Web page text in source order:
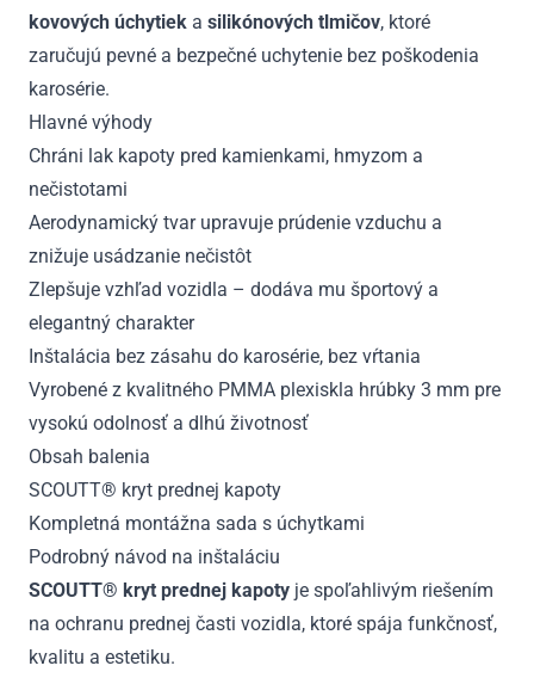
kovových úchytiek a silikónových tlmičov, ktoré
zaručujú pevné a bezpečné uchytenie bez poškodenia
karosérie.
Hlavné výhody
Chráni lak kapoty pred kamienkami, hmyzom a
nečistotami
Aerodynamický tvar upravuje prúdenie vzduchu a
znižuje usádzanie nečistôt
Zlepšuje vzhľad vozidla – dodáva mu športový a
elegantný charakter
Inštalácia bez zásahu do karosérie, bez vŕtania
Vyrobené z kvalitného PMMA plexiskla hrúbky 3 mm pre
vysokú odolnosť a dlhú životnosť
Obsah balenia
SCOUTT® kryt prednej kapoty
Kompletná montážna sada s úchytkami
Podrobný návod na inštaláciu
SCOUTT® kryt prednej kapoty je spoľahlivým riešením
na ochranu prednej časti vozidla, ktoré spája funkčnosť,
kvalitu a estetiku.